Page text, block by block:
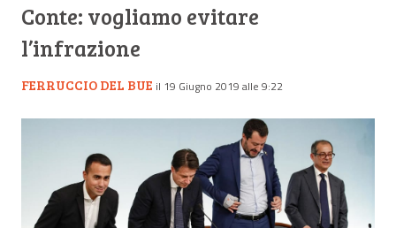
Conte: vogliamo evitare
l’infrazione
FERRUCCIO DEL BUE il 19 Giugno 2019 alle 9:22